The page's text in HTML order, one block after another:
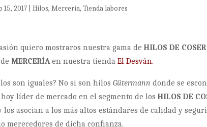
15, 2017 |Hilos,Mercería,Tienda labores
quiero mostraros nuestra gama deHILOS DE COSER
MERCERÍAen nuestra tiendaEl Desván.
son iguales? No si son hilosGütermann donde se
hoy líder de mercado en el segmento de losHILOS DE
asocian a los más altos estándares de calidad y
merecedores de dicha confianza.